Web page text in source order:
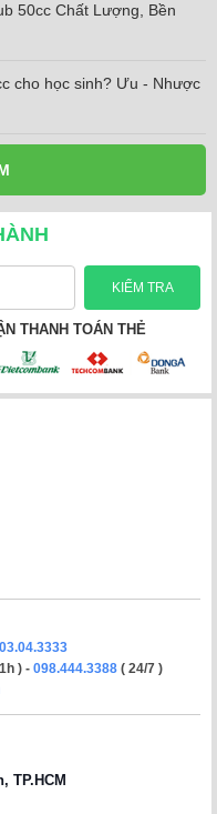
50cc Chất Lượng, Bền
cho học sinh? Ưu - Nhược
THANH TOÁN THẺ
) - 098.444.3388 ( 24/7 )
TP.HCM